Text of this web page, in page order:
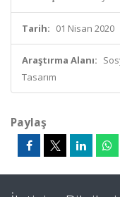
Tarih: 01 Nisan 2020
Araştırma Alanı:
Tasarım
Paylaş